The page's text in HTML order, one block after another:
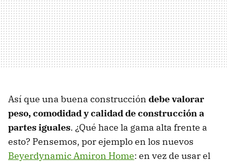
Así que una buena construcción debe valorar
peso, comodidad y calidad de construcción a
partes iguales. ¿Qué hace la gama alta frente a
esto? Pensemos, por ejemplo en los nuevos
Beyerdynamic Amiron Home: en vez de usar el